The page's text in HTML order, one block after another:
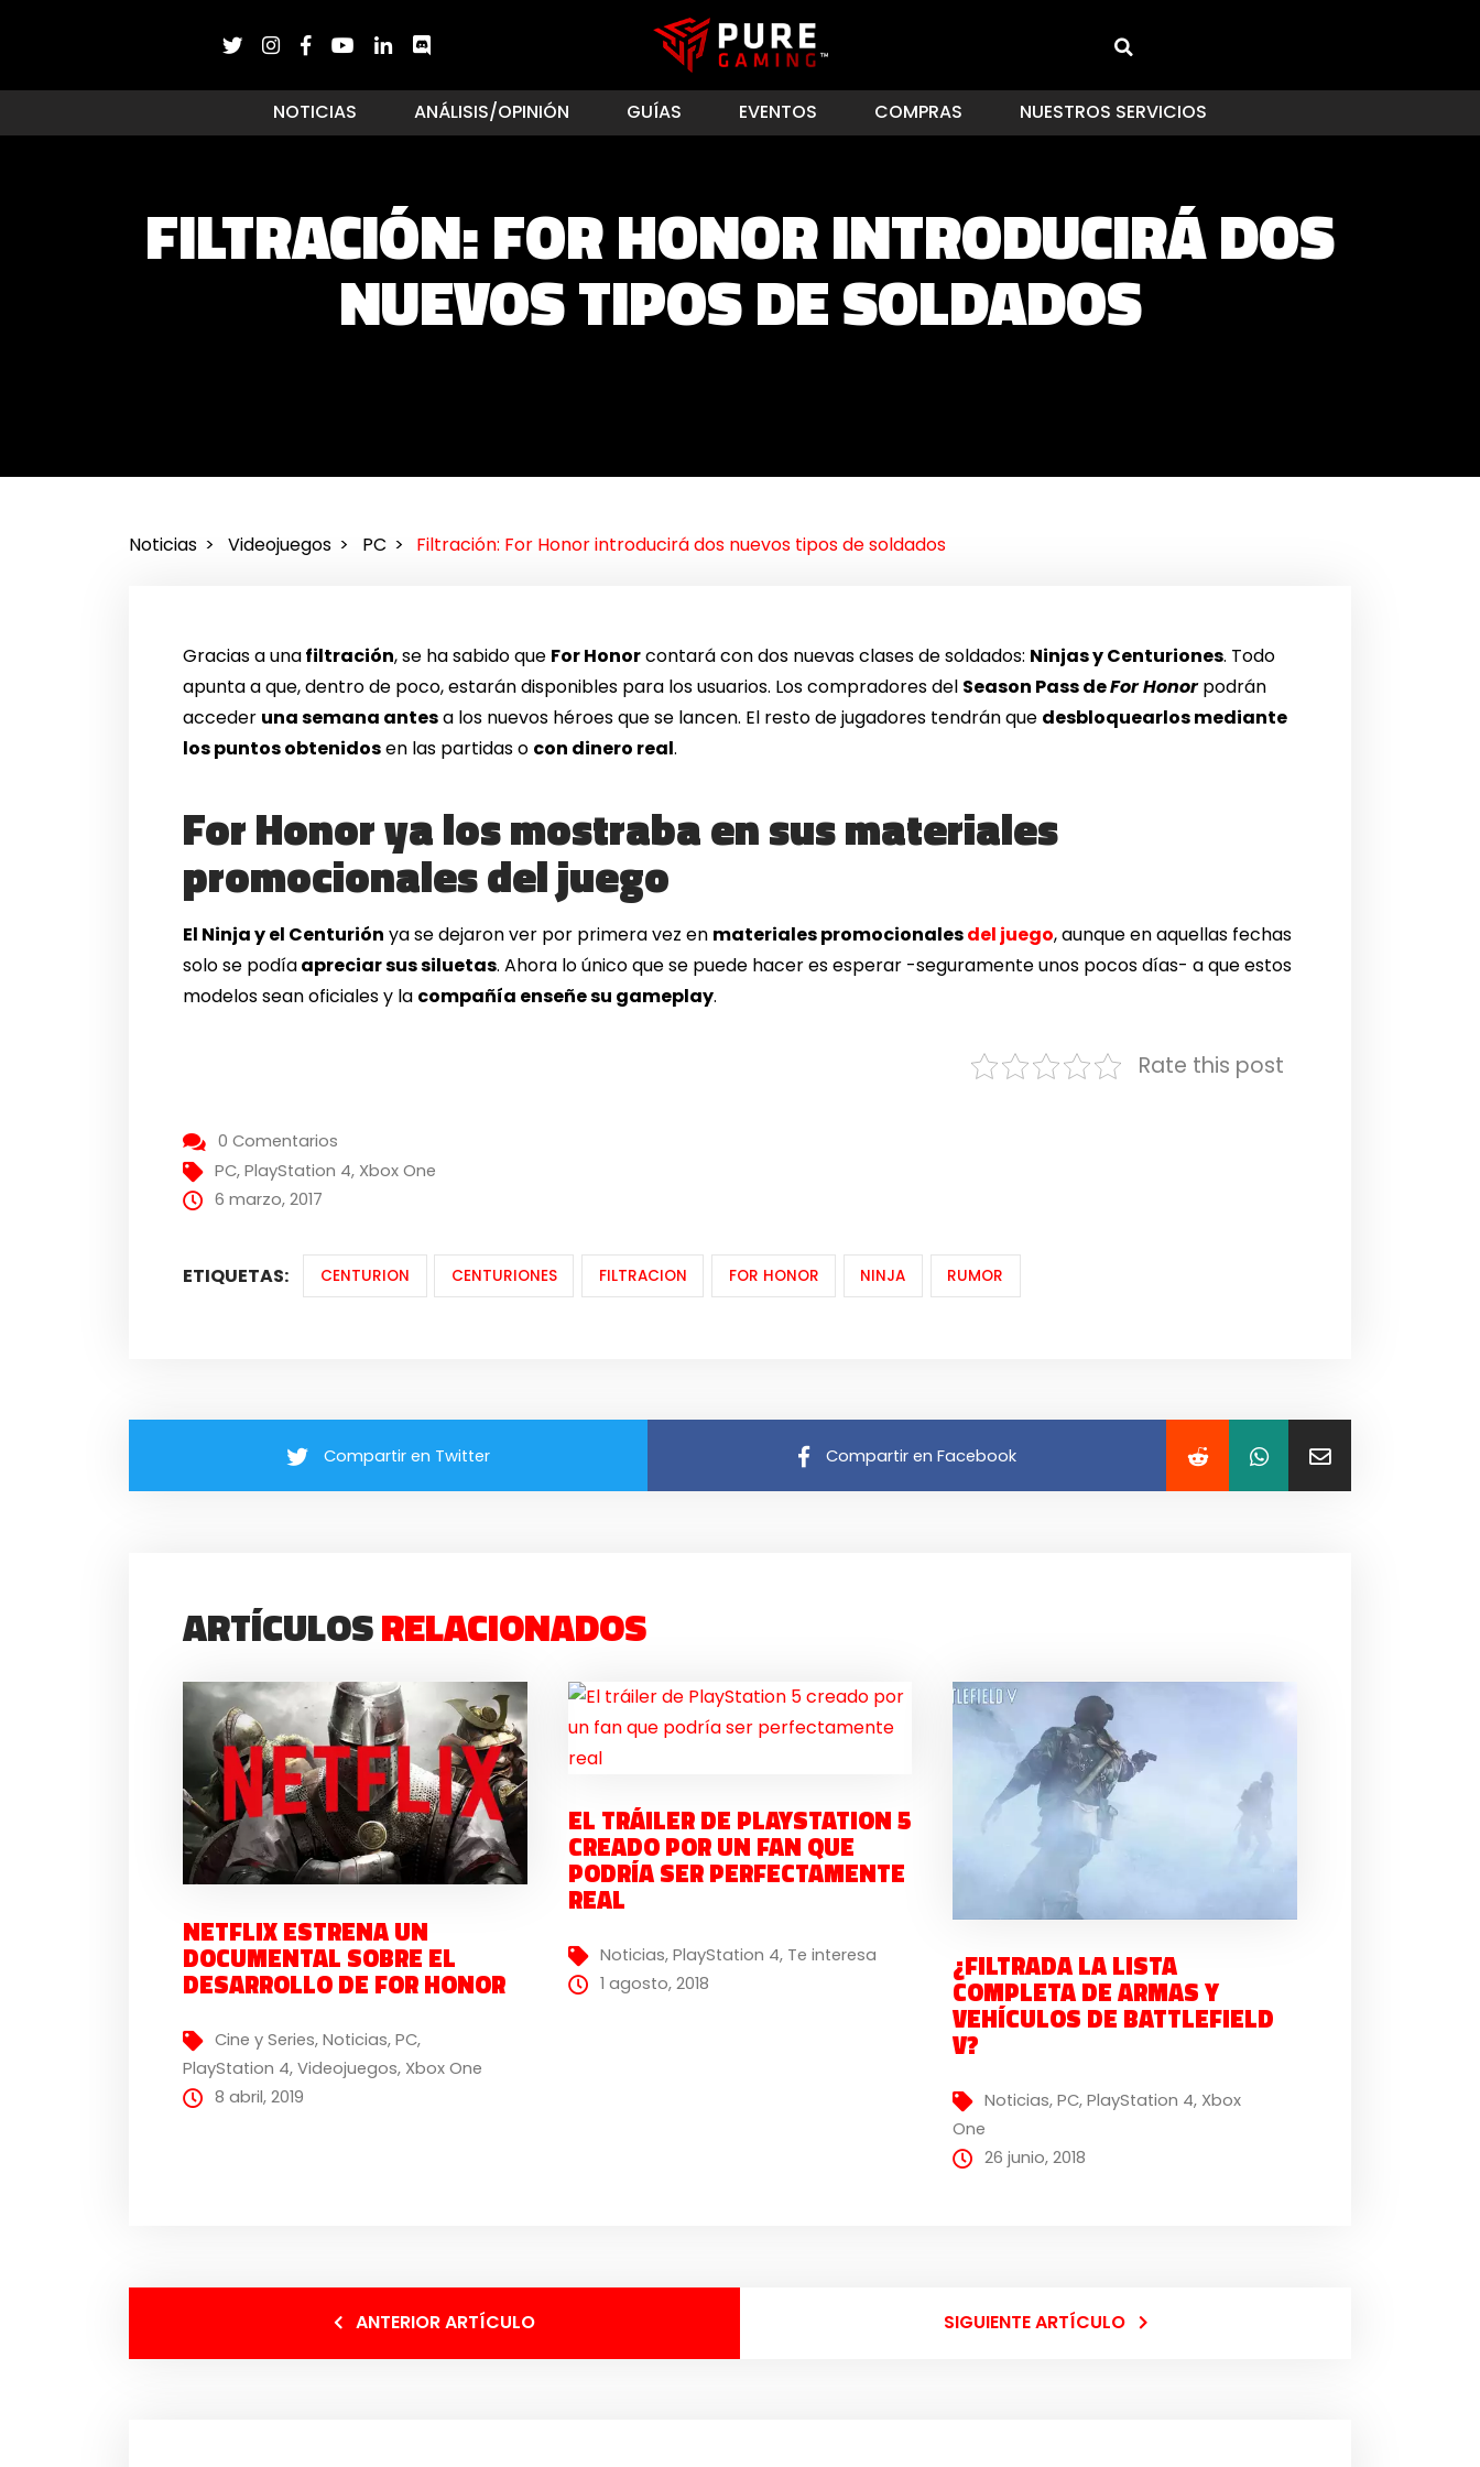
NOTICIAS ANÁLISIS/OPINIÓN GUÍAS EVENTOS COMPRAS NUESTROS SERVICIOS
FILTRACIÓN: FOR HONOR INTRODUCIRÁ DOS
NUEVOS TIPOS DE SOLDADOS
Noticias Videojuegos PC Filtración: For Honor introducirá dos nuevos tipos de soldados
Gracias a unafiltración, se ha sabido que For Honorcontará con dos nuevas clases de soldados: Ninjas y Centuriones. Todo
apunta a que, dentro de poco, estarán disponibles para los usuarios. Los compradores del Season Pass deFor Honorpodrán
acceder una semana antesa los nuevos héroes que se lancen. El resto de jugadores tendrán que desbloquearlos mediante
los puntos obtenidosen las partidas o con dinero real.
For Honor ya los mostraba en sus materiales
promocionales del juego
El Ninja y el Centurión ya se dejaron ver por primera vez en materiales promocionalesdel juego, aunque en aquellas fechas
solo se podíaapreciar sus siluetas. Ahora lo único que se puede hacer es esperar -seguramente unos pocos días- a que estos
modelos sean oficiales y la compañía enseñe su gameplay.
Rate this post
0 Comentarios
PC,PlayStation 4, Xbox One
6 marzo, 2017
ETIQUETAS: CENTURION CENTURIONES FILTRACION FOR HONOR NINJA RUMOR
Compartir en Twitter Compartir en Facebook
ARTÍCULOSRELACIONADOS
NETFLIX ESTRENA UN
DOCUMENTAL SOBRE EL
DESARROLLO DE FOR HONOR
Cine y Series,Noticias,PC,
PlayStation 4,Videojuegos, Xbox One
8 abril, 2019
EL TRÁILER DE PLAYSTATION 5
CREADO POR UN FAN QUE
PODRÍA SER PERFECTAMENTE
REAL
Noticias, PlayStation 4, Te interesa
1 agosto, 2018
¿FILTRADA LA LISTA
COMPLETA DE ARMAS Y
VEHÍCULOS DE BATTLEFIELD
V?
Noticias,PC,PlayStation 4, Xbox
One
26 junio, 2018
ANTERIOR ARTÍCULO SIGUIENTE ARTÍCULO